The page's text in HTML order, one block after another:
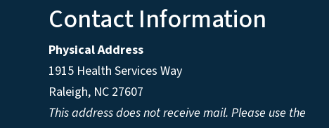
Contact Information
Physical Address
1915 Health Services Way
Raleigh, NC 27607
This address does not receive mail. Please use the